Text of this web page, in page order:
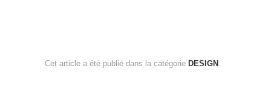
Cet article a été publié dans la catégorie DESIGN .